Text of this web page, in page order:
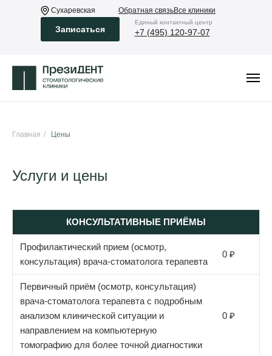
Обратная связьВсе клиники
Eдиный контактный центр
+7 (495) 120-97-07
Сухаревская
Записаться
Главная / Цены
Услуги и цены
КОНСУЛЬТАТИВНЫЕ ПРИЁМЫ
Профилактический прием (осмотр,
консультация) врача-стоматолога терапевта
0 ₽
Первичный приём (осмотр, консультация)
врача-стоматолога терапевта с подробным
анализом клинической ситуации и
направлением на компьютерную
томографию для более точной диагностики
0 ₽